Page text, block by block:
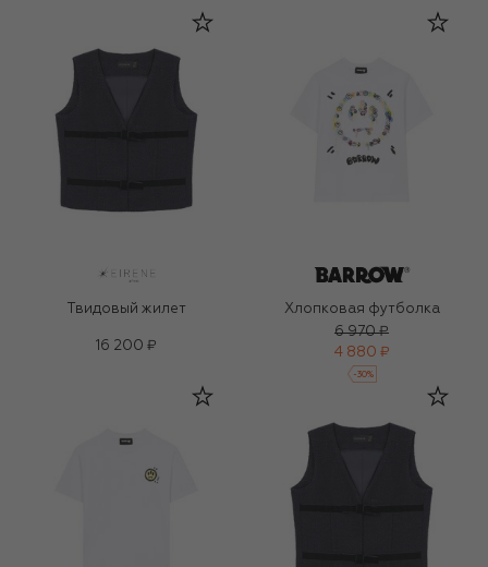
Твидовый жилет
16 200 ₽
Хлопковая футболка
6 970 ₽
4 880 ₽
-30%